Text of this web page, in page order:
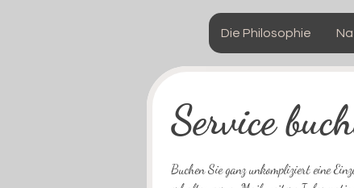
Die Philosophie
Service
Buchen Sie ganz unkompliziert eine